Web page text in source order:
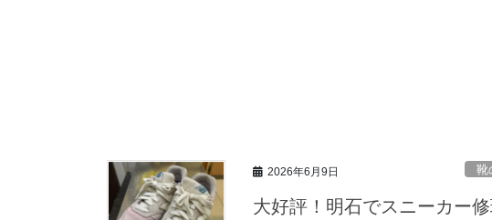
2026年6月9日 靴
大好評！明石でスニーカー